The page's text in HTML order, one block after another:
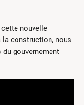
nouvelle
la construction, nous
du gouvernement